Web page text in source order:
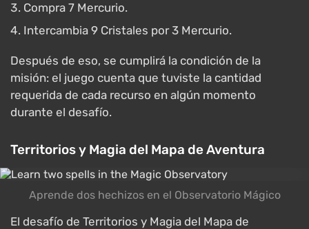
Compra 7 Mercurio.
Intercambia 9 Cristales por 3 Mercurio.
Después de eso, se cumplirá la condición de la
misión: el juego cuenta que tuviste la cantidad
requerida de cada recurso en algún momento
durante el desafío.
Territorios y Magia del Mapa de Aventura
Aprende dos hechizos en el Observatorio Mágico
El desafío de Territorios y Magia del Mapa de